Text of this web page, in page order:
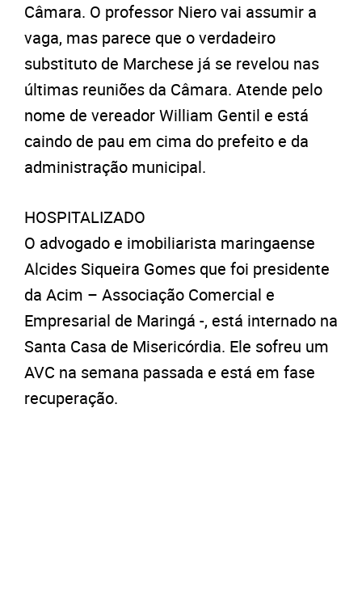
Câmara. O professor Niero vai assumir a
vaga, mas parece que o verdadeiro
substituto de Marchese já se revelou nas
últimas reuniões da Câmara. Atende pelo
nome de vereador William Gentil e está
caindo de pau em cima do prefeito e da
administração municipal.
HOSPITALIZADO
O advogado e imobiliarista maringaense
Alcides Siqueira Gomes que foi presidente
da Acim – Associação Comercial e
Empresarial de Maringá -, está internado na
Santa Casa de Misericórdia. Ele sofreu um
AVC na semana passada e está em fase
recuperação.